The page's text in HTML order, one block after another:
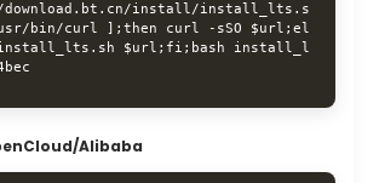
install/install_lts.s
bin/curl ];then curl -sSO $url;el
install_lts.sh $url;fi;bash install_l
Alibaba